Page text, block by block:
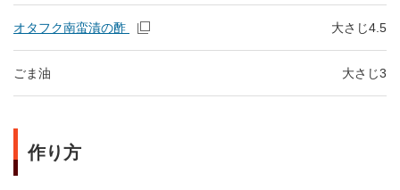
オタフク南蛮漬の酢 大さじ4.5
ごま油 大さじ3
作り方